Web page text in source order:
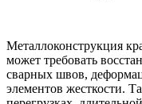
Металлоконструкция
может требовать
сварных швов,
элементов жесткости.